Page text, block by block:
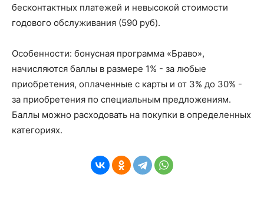
бесконтактных платежей и невысокой стоимости
годового обслуживания (590 руб).
Особенности: бонусная программа «Браво»,
начисляются баллы в размере 1% - за любые
приобретения, оплаченные с карты и от 3% до 30% -
за приобретения по специальным предложениям.
Баллы можно расходовать на покупки в определенных
категориях.